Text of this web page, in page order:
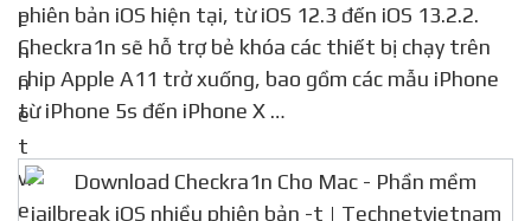
phiên bản iOS hiện tại, từ iOS 12.3 đến iOS 13.2.2.
Checkra1n sẽ hỗ trợ bẻ khóa các thiết bị chạy trên
chip Apple A11 trở xuống, bao gồm các mẫu iPhone
từ iPhone 5s đến iPhone X …